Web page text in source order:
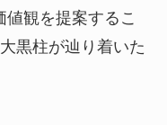
観を提案するこ
黒柱が辿り着いた